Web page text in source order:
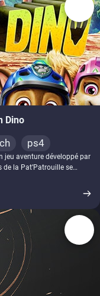
-
Dino
ps4
jeu aventure développé par
la Pat’Patrouille se
Le jeu propose
comme des plaines, des
chiot dispose de
accomplir des
familles. Des mini-jeux,
accompagnent